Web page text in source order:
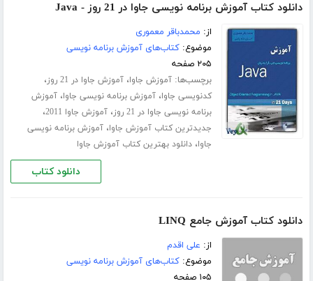
دانلود کتاب آموزش برنامه نویسی جاوا در 21 روز - Java
از: محمدباقر معموری
موضوع:کتاب‌های آموزش برنامه نویسی
۲۰۵ صفحه
برچسب‌ها:آموزش جاوا،آموزش جاوا در 21 روز ،
کدنویسی جاوا،آموزش برنامه نویسی جاوا،آموزش
برنامه نویسی جاوا در 21 روز
،آموزش جاوا 2011 ،
جدیدترین کتاب آموزش جاوا،آموزش برنامه نویسی
جاوا،دانلود بهترین کتاب آموزش جاوا
دانلود کتاب
دانلود کتاب آموزش جامع LINQ
از: علی اقدم
موضوع:کتاب‌های آموزش برنامه نویسی
۱۰۵ صفحه